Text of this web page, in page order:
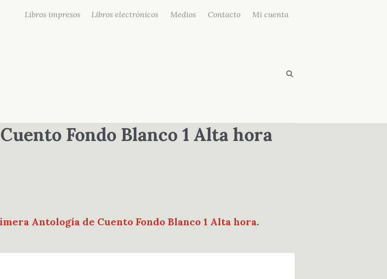
Libros impresos Libros electrónicos Medios Contacto Mi cuenta
Fondo Blanco 1 Alta hora
Antología de Cuento Fondo Blanco 1 Alta hora.